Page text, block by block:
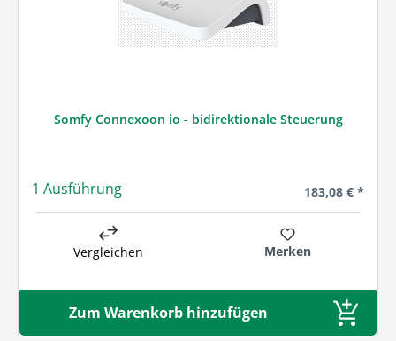
Somfy Connexoon io - bidirektionale Steuerung
1 Ausführung Regulärer
183,08 € *
Vergleichen Merken
Zum Warenkorb hinzufügen